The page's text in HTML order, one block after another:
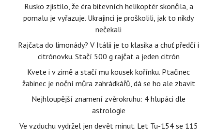
Rusko zjistilo, že éra bitevních helikoptér skončila, a
pomalu je vyřazuje. Ukrajinci je proškolili, jak to nikdy
nečekali
Rajčata do limonády? V Itálii je to klasika a chuť předčí i
citrónovku. Stačí 500 g rajčat a jeden citrón
Kvete i v zimě a stačí mu kousek kořínku. Ptačinec
žabinec je noční můra zahrádkářů, dá se ho ale zbavit
Nejhloupější znamení zvěrokruhu: 4 hlupáci dle
astrologie
Ve vzduchu vydržel jen devět minut. Let Tu-154 se 115